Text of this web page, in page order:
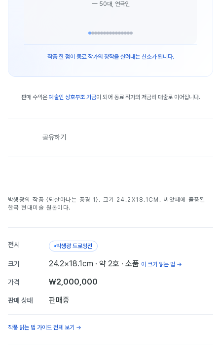
— 50대, 연극인
작품 한 점이 동료 작가의 창작을 살려내는 산소가 됩니다.
판매 수익은 예술인 상호부조 기금이 되어 동료 작가의 저금리 대출로 이어집니다.
공유하기
박생광
박생광의 작품 〈되살아나는 풍경 1〉. 크기 24.2X18.1CM. 씨앗페에 출품된
한국 현대미술 원본이다.
전시 박생광 드로잉전
크기 24.2×18.1cm · 약 2호 · 소품 이 크기 읽는 법 →
가격 ₩2,000,000
판매 상태 판매중
작품 읽는 법 가이드 전체 보기 →